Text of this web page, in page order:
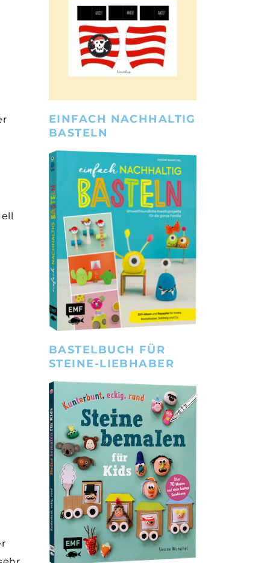
EINFACH NACHHALTIG
BASTELN
BASTELBUCH FÜR
STEINE-LIEBHABER